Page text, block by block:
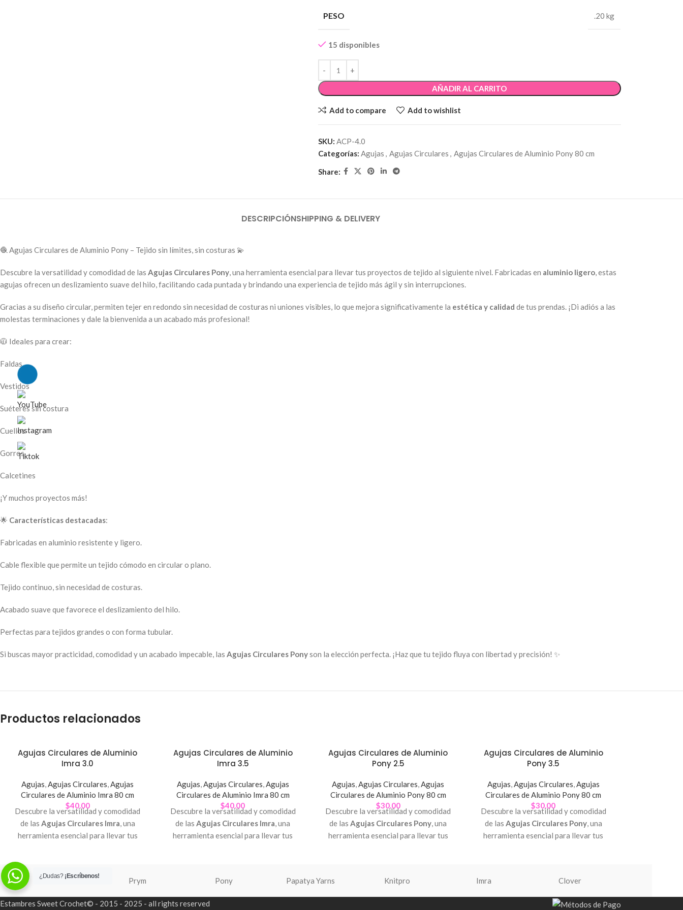
PESO .20 kg
15 disponibles
AÑADIR AL CARRITO
Add to compare Add to wishlist
SKU: ACP-4.0
Categorías: Agujas , Agujas Circulares , Agujas Circulares de Aluminio Pony 80 cm
Share:
DESCRIPCIÓNSHIPPING & DELIVERY
🧶 Agujas Circulares de Aluminio Pony – Tejido sin límites, sin costuras 💫
Descubre la versatilidad y comodidad de las Agujas Circulares Pony, una herramienta esencial para llevar tus proyectos de tejido al siguiente nivel. Fabricadas en aluminio ligero, estas
agujas ofrecen un deslizamiento suave del hilo, facilitando cada puntada y brindando una experiencia de tejido más ágil y sin interrupciones.
Gracias a su diseño circular, permiten tejer en redondo sin necesidad de costuras ni uniones visibles, lo que mejora significativamente la estética y calidad de tus prendas. ¡Di adiós a las
molestas terminaciones y dale la bienvenida a un acabado más profesional!
🧥 Ideales para crear:
Faldas
Vestidos
Suéteres sin costura
Cuellos
Gorros
Calcetines
¡Y muchos proyectos más!
🌟 Características destacadas:
Fabricadas en aluminio resistente y ligero.
Cable flexible que permite un tejido cómodo en circular o plano.
Tejido continuo, sin necesidad de costuras.
Acabado suave que favorece el deslizamiento del hilo.
Perfectas para tejidos grandes o con forma tubular.
Si buscas mayor practicidad, comodidad y un acabado impecable, las Agujas Circulares Ponyson la elección perfecta. ¡Haz que tu tejido fluya con libertad y precisión! ✨
Productos relacionados
Agujas Circulares de Aluminio
Imra 3.0
Agujas,Agujas Circulares,Agujas
Circulares de Aluminio Imra 80 cm
$40.00
Descubre la versatilidad y comodidad
de las Agujas Circulares Imra, una
herramienta esencial para llevar tus
Agujas Circulares de Aluminio
Imra 3.5
Agujas,Agujas Circulares,Agujas
Circulares de Aluminio Imra 80 cm
$40.00
Descubre la versatilidad y comodidad
de lasAgujas Circulares Imra, una
herramienta esencial para llevar tus
Agujas Circulares de Aluminio
Pony 2.5
Agujas,Agujas Circulares,Agujas
Circulares de Aluminio Pony 80 cm
$30.00
Descubre la versatilidad y comodidad
de lasAgujas Circulares Pony, una
herramienta esencial para llevar tus
Agujas Circulares de Aluminio
Pony 3.5
Agujas,Agujas Circulares,Agujas
Circulares de Aluminio Pony 80 cm
$30.00
Descubre la versatilidad y comodidad
de las Agujas Circulares Pony, una
herramienta esencial para llevar tus
Prym Pony Papatya Yarns Knitpro Imra Clover
Estambres Sweet Crochet© - 2015 - 2025 - all rights reserved
¿Dudas? ¡Escríbenos!